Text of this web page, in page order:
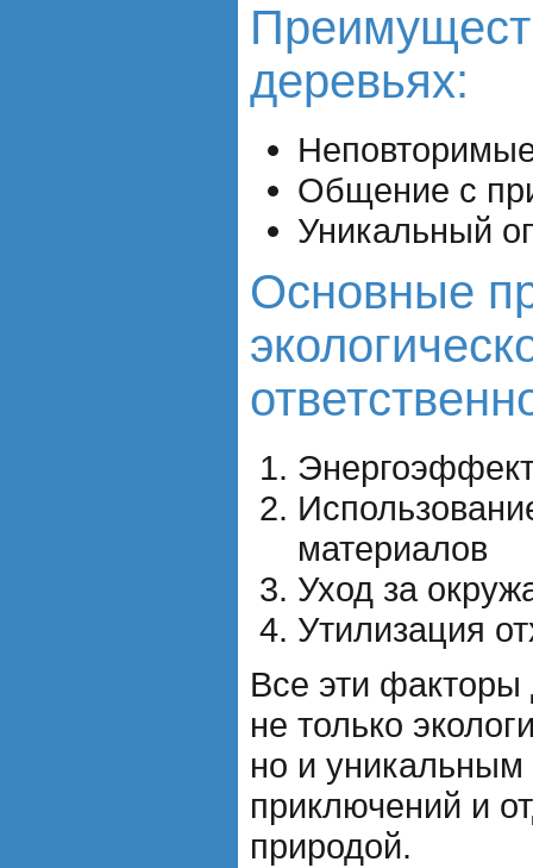
деревьях:
Общение с
Уникальный
Основные
материалов
Уход за
Утилизация
Все эти
не только
но и
приключений и
природой.